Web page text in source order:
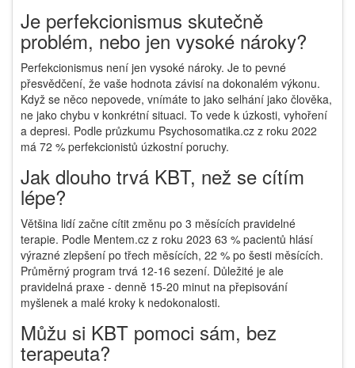
Je perfekcionismus skutečně
problém, nebo jen vysoké nároky?
Perfekcionismus není jen vysoké nároky. Je to pevné
přesvědčení, že vaše hodnota závisí na dokonalém výkonu.
Když se něco nepovede, vnímáte to jako selhání jako člověka,
ne jako chybu v konkrétní situaci. To vede k úzkosti, vyhoření
a depresi. Podle průzkumu Psychosomatika.cz z roku 2022
má 72 % perfekcionistů úzkostní poruchy.
Jak dlouho trvá KBT, než se cítím
lépe?
Většina lidí začne cítit změnu po 3 měsících pravidelné
terapie. Podle Mentem.cz z roku 2023 63 % pacientů hlásí
výrazné zlepšení po třech měsících, 22 % po šesti měsících.
Průměrný program trvá 12-16 sezení. Důležité je ale
pravidelná praxe - denně 15-20 minut na přepisování
myšlenek a malé kroky k nedokonalosti.
Můžu si KBT pomoci sám, bez
terapeuta?